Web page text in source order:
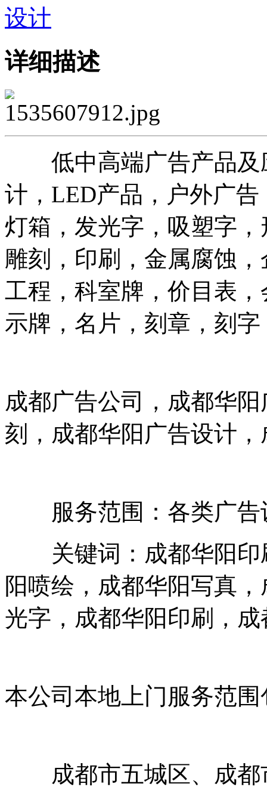
详细描述
低中高端广告产品及
计，LED产品，户外广
灯箱，发光字，吸塑字
雕刻，印刷，金属腐蚀
工程，科室牌，价目表
示牌，名片，刻章，刻
成都广告公司，成都华
刻，成都华阳广告设计
服务范围：各类广告
关键词：成都华阳印
阳喷绘，成都华阳写真
光字，成都华阳印刷，
本公司本地上门服务范围
成都市五城区、成都